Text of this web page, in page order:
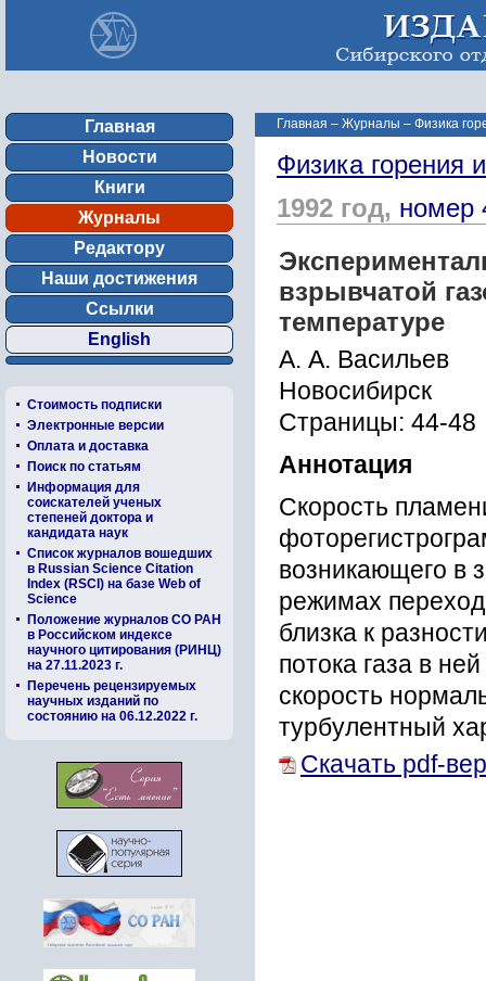
Главная
Новости
Книги
Журналы
Редактору
Наши достижения
Ссылки
English
Стоимость подписки
Электронные версии
Оплата и доставка
Поиск по статьям
Информация для
соискателей ученых
степеней доктора и
кандидата наук
Список журналов вошедших
в Russian Science Citation
Index (RSCI) на базе Web of
Science
Положение журналов СО РАН
в Российском индексе
научного цитирования (РИНЦ)
на 27.11.2023 г.
Перечень рецензируемых
научных изданий по
состоянию на 06.12.2022 г.
Главная – Журналы – Физика
Физика горения
1992 год, номер
взрывчатой
температуре
А. А. Васильев
Новосибирск
Страницы: 44-48
Аннотация
Скорость
возникающего в
режимах
близка к
потока газа в
скорость
турбулентный
Скачать pdf-